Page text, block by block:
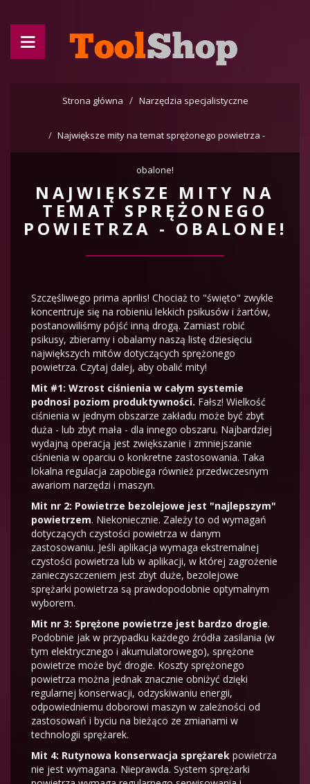
Strona główna Narzędzia specjalistyczne
Największe mity na temat sprężonego powietrza -
obalone!
NAJWIĘKSZE MITY NA
TEMAT SPRĘŻONEGO
POWIETRZA - OBALONE!
Szczęśliwego prima aprilis! Chociaż to "święto" zwykle
koncentruje się na robieniu lekkich psikusów i żartów,
postanowiliśmy pójść inną drogą. Zamiast robić
psikusy, zbieramy i obalamy naszą listę dziesięciu
największych mitów dotyczących sprężonego
powietrza. Czytaj dalej, aby obalić mity!
Mit #1: Wzrost ciśnienia w całym systemie
podnosi poziom produktywności. Fałsz! Wielkość
ciśnienia w jednym obszarze zakładu może być zbyt
duża - lub zbyt mała - dla innego obszaru. Najbardziej
wydajną operacją jest zwiększanie i zmniejszanie
ciśnienia w oparciu o konkretne zastosowania. Taka
lokalna regulacja zapobiega również przedwczesnym
awariom narzędzi i maszyn.
Mit nr 2: Powietrze bezolejowe jest "najlepszym"
powietrzem. Niekoniecznie. Zależy to od wymagań
dotyczących czystości powietrza w danym
zastosowaniu. Jeśli aplikacja wymaga ekstremalnej
czystości powietrza lub w aplikacji, w której zagrożenie
zanieczyszczeniem jest zbyt duże, bezolejowe
sprężarki powietrza są prawdopodobnie optymalnym
wyborem.
Mit nr 3: Sprężone powietrze jest bardzo drogie.
Podobnie jak w przypadku każdego źródła zasilania (w
tym elektrycznego i akumulatorowego), sprężone
powietrze może być drogie. Koszty sprężonego
powietrza można jednak znacznie obniżyć dzięki
regularnej konserwacji, odzyskiwaniu energii,
odpowiedniemu doborowi maszyn w zależności od
zastosowań i byciu na bieżąco ze zmianami w
technologii sprężarek.
Mit 4: Rutynowa konserwacja sprężarek powietrza
nie jest wymagana. Nieprawda. System sprężarki